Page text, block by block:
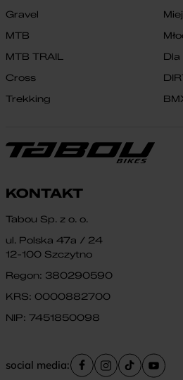
Gravel
MTB
MTB TRAIL
Cross
Trekking
Dla
KONTAKT
Tabou Sp. z o. o.
ul. Polska 47a / 24
12-100 Szczytno
Regon: 380290590
KRS: 0000882700
NIP: 7451850098
social media: